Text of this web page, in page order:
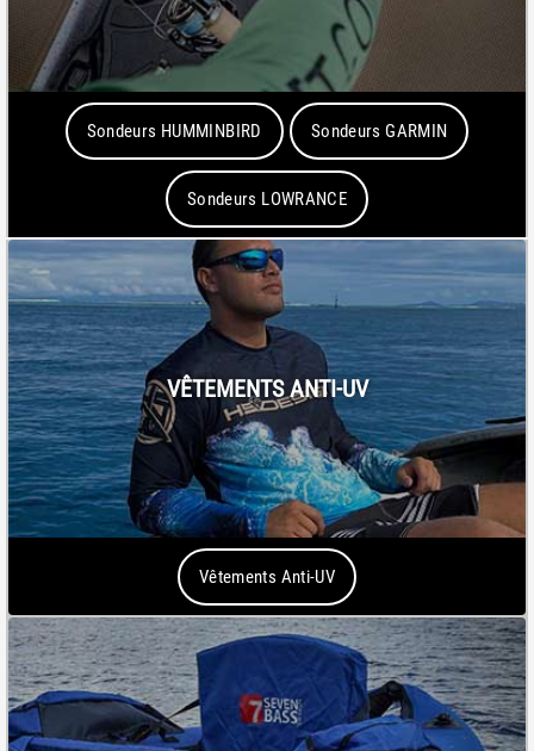
Sondeurs HUMMINBIRD Sondeurs GARMIN
Sondeurs LOWRANCE
VÊTEMENTS ANTI-UV
Vêtements Anti-UV